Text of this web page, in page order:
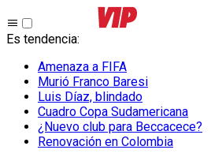
Es tendencia:
Amenaza a FIFA
Murió Franco Baresi
Luis Díaz, blindado
Cuadro Copa Sudamericana
¿Nuevo club para Beccacece?
Renovación en Colombia